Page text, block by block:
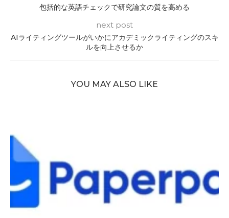
包括的な英語チェックで研究論文の質を高める
next post
AIライティングツールがいかにアカデミックライティングのスキ
ルを向上させるか
YOU MAY ALSO LIKE